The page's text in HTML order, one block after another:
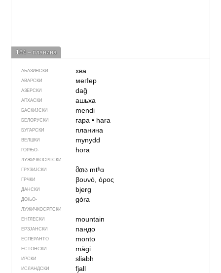
164 – планина
АБАЗИНСКИ хва
АВАРСКИ мегIер
АЗЕРСКИ dağ
АПХАСКИ ашьха
БАСКИЈСКИ mendi
БЕЛОРУСКИ гара• hara
БУГАРСКИ планина
ВЕЛШКИ mynydd
ГОРЊО­
ЛУЖИЧКОСРПСКИ
hora
ГРУЗИЈСКИ მთა mtʰɑ
ГРЧКИ βουνό, όρος
ДАНСКИ bjerg
ДОЊО­
ЛУЖИЧКОСРПСКИ
góra
ЕНГЛЕСКИ mountain
ЕРЗЈАНСКИ пандо
ЕСПЕРАНТО monto
ЕСТОНСКИ mägi
ИРСКИ sliabh
ИСЛАНДСКИ fjall